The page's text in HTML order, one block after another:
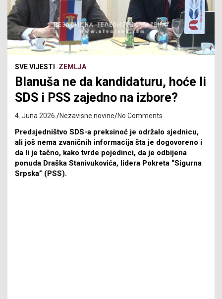
SVE VIJESTI ZEMLJA
Blanuša ne da kandidaturu, hoće li
SDS i PSS zajedno na izbore?
4. Juna 2026. Nezavisne novine No Comments
Predsjedništvo SDS-a preksinoć je održalo sjednicu,
ali još nema zvaničnih informacija šta je dogovoreno i
da li je tačno, kako tvrde pojedinci, da je odbijena
ponuda Draška Stanivukovića, lidera Pokreta “Sigurna
Srpska” (PSS).